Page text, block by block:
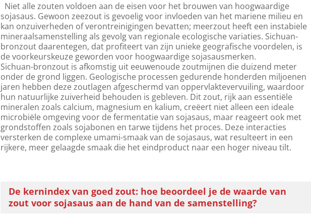
Niet alle zouten voldoen aan de eisen voor het brouwen van hoogwaardige
sojasaus. Gewoon zeezout is gevoelig voor invloeden van het mariene milieu en
kan onzuiverheden of verontreinigingen bevatten; meerzout heeft een instabiele
mineraalsamenstelling als gevolg van regionale ecologische variaties. Sichuan-
bronzout daarentegen, dat profiteert van zijn unieke geografische voordelen, is
de voorkeurskeuze geworden voor hoogwaardige sojasausmerken.
Sichuan-bronzout is afkomstig uit eeuwenoude zoutmijnen die duizend meter
onder de grond liggen. Geologische processen gedurende honderden miljoenen
jaren hebben deze zoutlagen afgeschermd van oppervlaktevervuiling, waardoor
hun natuurlijke zuiverheid behouden is gebleven. Dit zout, rijk aan essentiële
mineralen zoals calcium, magnesium en kalium, creëert niet alleen een ideale
microbiële omgeving voor de fermentatie van sojasaus, maar reageert ook met
grondstoffen zoals sojabonen en tarwe tijdens het proces. Deze interacties
versterken de complexe umami-smaak van de sojasaus, wat resulteert in een
rijkere, meer gelaagde smaak die het eindproduct naar een hoger niveau tilt.
De kernindex van goed zout: hoe beoordeel je de waarde van
zout voor sojasaus aan de hand van de samenstelling?